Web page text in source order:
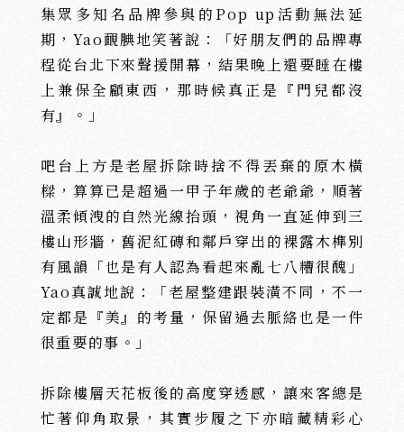
集眾多知名品牌參與的Pop up活動無法延
期，Yao靦腆地笑著說：「好朋友們的品牌專
程從台北下來聲援開幕，結果晚上還要睡在樓
上兼保全顧東西，那時候真正是『門兒都沒
有』。」
吧台上方是老屋拆除時捨不得丟棄的原木橫
樑，算算已是超過一甲子年歲的老爺爺，順著
溫柔傾洩的自然光線抬頭，視角一直延伸到三
樓山形牆，舊泥紅磚和鄰戶穿出的裸露木榫別
有風韻「也是有人認為看起來亂七八糟很醜」
Yao真誠地說：「老屋整建跟裝潢不同，不一
定都是『美』的考量，保留過去脈絡也是一件
很重要的事。」
拆除樓層天花板後的高度穿透感，讓來客總是
忙著仰角取景，其實步履之下亦暗藏精彩心